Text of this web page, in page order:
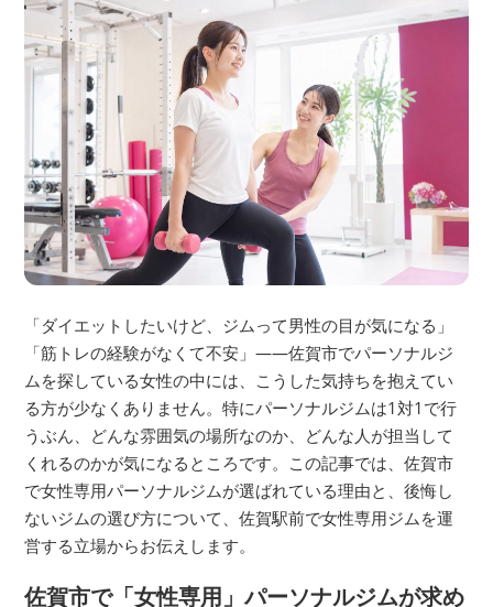
「ダイエットしたいけど、ジムって男性の目が気になる」
「筋トレの経験がなくて不安」——佐賀市でパーソナルジ
ムを探している女性の中には、こうした気持ちを抱えてい
る方が少なくありません。特にパーソナルジムは1対1で行
うぶん、どんな雰囲気の場所なのか、どんな人が担当して
くれるのかが気になるところです。この記事では、佐賀市
で女性専用パーソナルジムが選ばれている理由と、後悔し
ないジムの選び方について、佐賀駅前で女性専用ジムを運
営する立場からお伝えします。
佐賀市で「女性専用」パーソナルジムが求め